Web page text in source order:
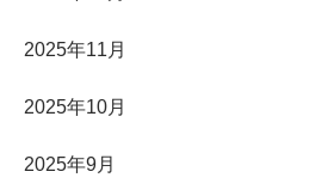
2025年11月
2025年10月
2025年9月